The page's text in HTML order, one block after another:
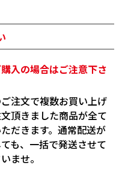
入の場合はご注意下さ
注文で複数お買い上げ
頂きました商品が全て
だきます。通常配送が
も、一括で発送させて
ませ。